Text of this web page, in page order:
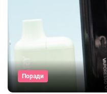
Поради